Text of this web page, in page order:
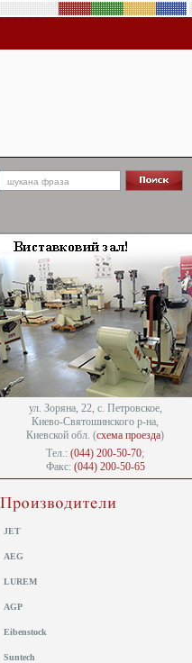
ул. Зоряна, 22, с. Петровское,
Киево-Святошинского р-на,
Киевской обл. (схема проезда)
Тел.: (044) 200-50-70;
Факс: (044) 200-50-65
JET
AEG
LUREM
AGP
Eibenstock
Suntech